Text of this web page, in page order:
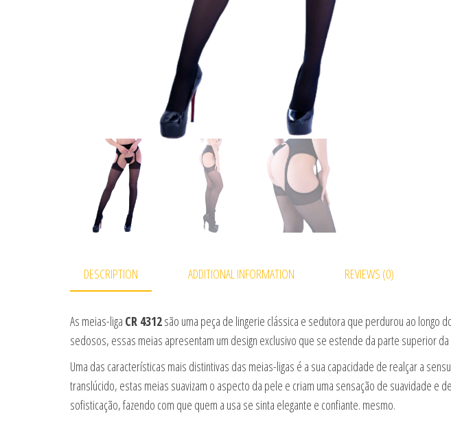
DESCRIPTION ADDITIONAL INFORMATION REVIEWS (0)
As meias-liga CR 4312são uma peça de lingerie clássica e sedutora que perdurou ao longo
sedosos, essas meias apresentam um design exclusivo que se estende da parte superior
Uma das características mais distintivas das meias-ligas é a sua capacidade de realçar a
translúcido, estas meias suavizam o aspecto da pele e criam uma sensação de suavidade e
sofisticação, fazendo com que quem a usa se sinta elegante e confiante. mesmo.